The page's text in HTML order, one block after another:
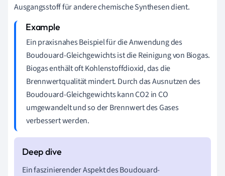
Ausgangsstoff für andere chemische Synthesen dient.
Ein praxisnahes Beispiel für die Anwendung des
Boudouard-Gleichgewichts ist die Reinigung von Biogas.
Biogas enthält oft Kohlenstoffdioxid, das die
Brennwertqualität mindert. Durch das Ausnutzen des
Boudouard-Gleichgewichts kann CO2 in CO
umgewandelt und so der Brennwert des Gases
verbessert werden.
Ein faszinierender Aspekt des Boudouard-